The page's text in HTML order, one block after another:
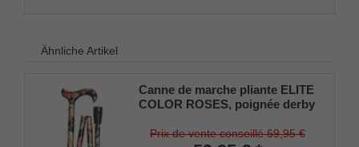
Ähnliche Artikel
Canne de marche pliante ELITE
COLOR ROSES, poignée derby
avec motif floral de roses,
Prix de vente conseillé 69,95 €